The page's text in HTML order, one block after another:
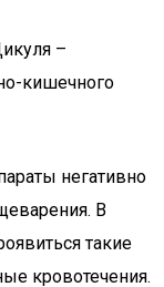
–
кишечного
негативно
В
такие
кровотечения.